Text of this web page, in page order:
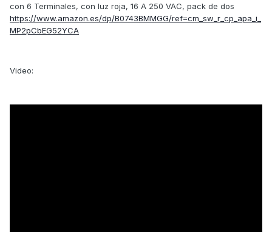
con 6 Terminales, con luz roja, 16 A 250 VAC, pack de dos
https://www.amazon.es/dp/B0743BMMGG/ref=cm_sw_r_cp_apa_i_
MP2pCbEG52YCA
Video: